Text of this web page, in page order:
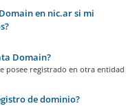
en nic.ar si mi
Domain?
posee registrado en otra entidad
de dominio?